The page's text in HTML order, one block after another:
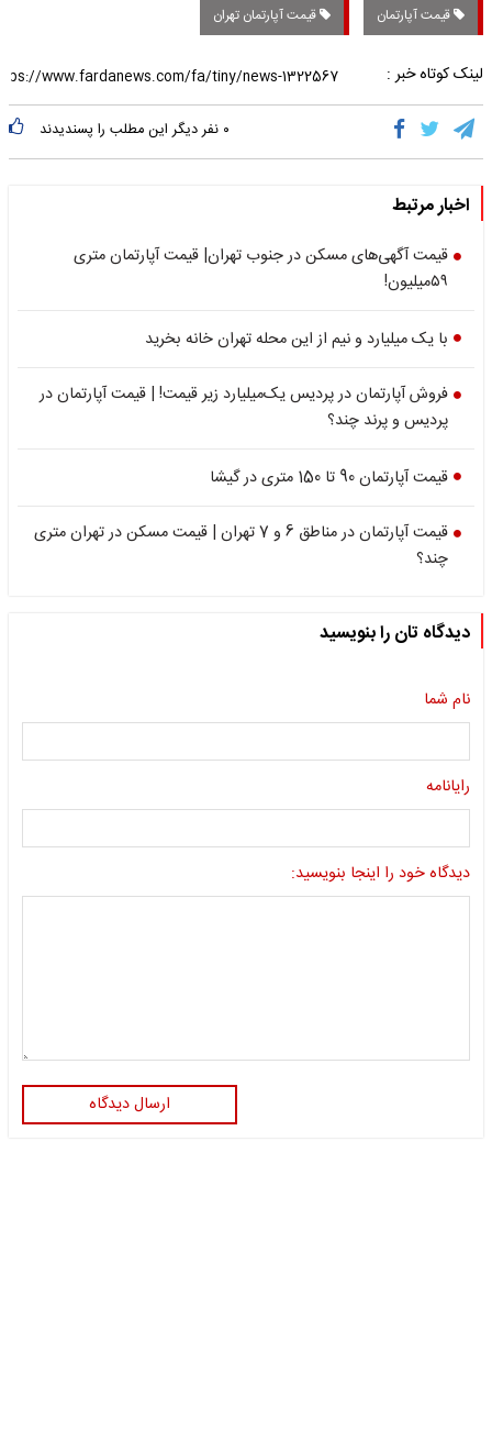
قیمت آپارتمان قیمت آپارتمان تهران
لینک کوتاه خبر :
۰ نفر دیگر این مطلب را پسندیدند
اخبار مرتبط
قیمت آگهی‌های مسکن در جنوب تهران| قیمت آپارتمان متری
۵۹میلیون!
با یک میلیارد و نیم از این محله تهران خانه بخرید
فروش آپارتمان در پردیس یک‌میلیارد زیر قیمت! | قیمت آپارتمان در
پردیس و پرند چند؟
قیمت آپارتمان 90 تا 150 متری در گیشا
قیمت آپارتمان‌‌‌ در مناطق 6 و 7 تهران | قیمت مسکن در تهران متری
چند؟
دیدگاه تان را بنویسید
نام شما
رایانامه
دیدگاه خود را اینجا بنویسید:
ارسال دیدگاه